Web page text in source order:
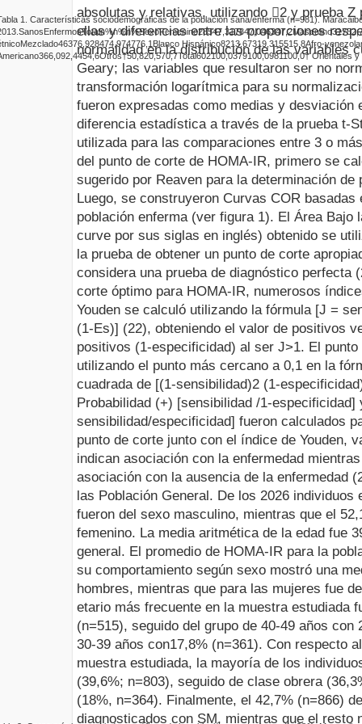
absolutas y relativas, utilizando 2 y prueba Z
ellas y diferencias entre las proporciones
1.
Características sociodemográficas de la población sana/enferma (n=981).
SanosEnfermosTotaln%n%n%SexoFemenino28547,317847,046347,2Masculino317
Mezclado46376,928474,974776,1 Blanco Hispánico8213,67319,315515,8Afro-
366,092,4454,6Otros†50,820,570,7Total602100,0379100,0981100,0† Orientales y
normalidad en la distribución de las variables
Geary; las variables que resultaron ser no
transformación logarítmica para su
fueron expresadas como medias y desviación
diferencia estadística a través de la prueba t-
utilizada para las comparaciones entre 3 o
del punto de corte de HOMA-IR, primero se
sugerido por Reaven para la determinación
Luego, se construyeron Curvas COR basadas
población enferma (ver figura 1). El Área Bajo
curve por sus siglas en inglés) obtenido se
la prueba de obtener un punto de corte
considera una prueba de diagnóstico perfecta
corte óptimo para HOMA-IR, numerosos
Youden se calculó utilizando la fórmula [J =
(1-Es)] (22), obteniendo el valor de positivos
positivos (1-especificidad) al ser J>1. El
utilizando el punto más cercano a 0,1 en la
cuadrada de [(1-sensibilidad)2 (1-
Probabilidad (+) [sensibilidad /1-especificidad]
sensibilidad/especificidad] fueron calculados
punto de corte junto con el índice de Youden,
indican asociación con la enfermedad
asociación con la ausencia de la enfermedad
las Población General. De los 2026 individuos
fueron del sexo masculino, mientras que el
femenino. La media aritmética de la edad fue
general. El promedio de HOMA-IR para la
su comportamiento según sexo mostró una
hombres, mientras que para las mujeres fue
etario más frecuente en la muestra estudiada
(n=515), seguido del grupo de 40-49 años con
30-39 años con17,8% (n=361). Con respecto
muestra estudiada, la mayoría de los
(39,6%; n=803), seguido de clase obrera
(18%, n=364). Finalmente, el 42,7% (n=866)
diagnosticados con SM, mientras que el resto